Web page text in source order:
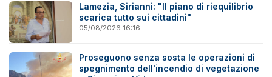
Lamezia, Sirianni: "Il piano di riequilibrio
scarica tutto sui cittadini"
05/08/2026 16:16
Proseguono senza sosta le operazioni di
spegnimento dell'incendio di vegetazione